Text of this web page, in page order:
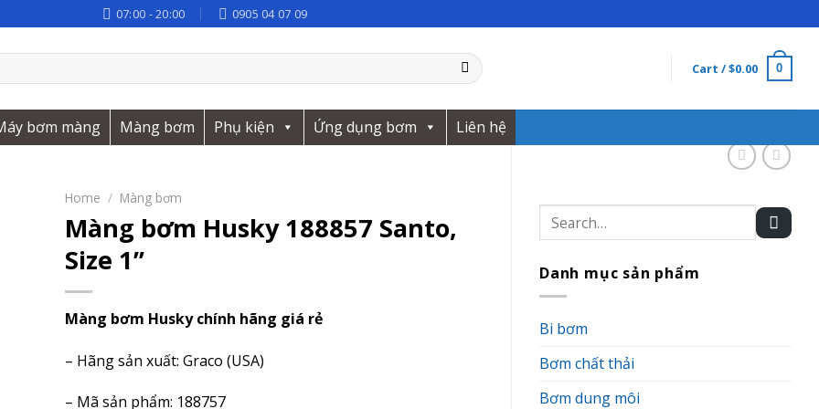
07:00 - 20:00 0905 04 07 09
Cart /$0.00 0
bơm màng Màng bơm Phụ kiện Ứng dụng bơm Liên hệ
Search
for:
Danh mục sản phẩm
Bi bơm
Bơm chất thải
Bơm dung môi
Home / Màng bơm
Màng bơm Husky 188857 Santo,
Size 1’’
Màng bơm Husky chính hãng giá rẻ
– Hãng sản xuất: Graco (USA)
– Mã sản phẩm: 188757